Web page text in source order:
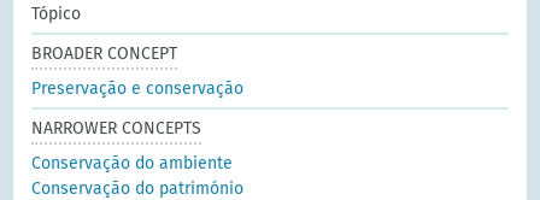
Tópico
BROADER CONCEPT
Preservação e conservação
NARROWER CONCEPTS
Conservação do ambiente
Conservação do património